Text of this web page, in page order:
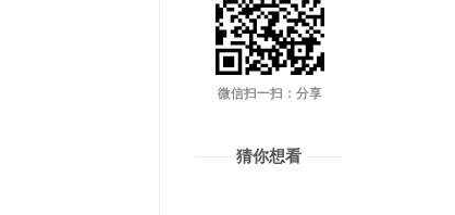
微信扫一扫：分享
猜你想看